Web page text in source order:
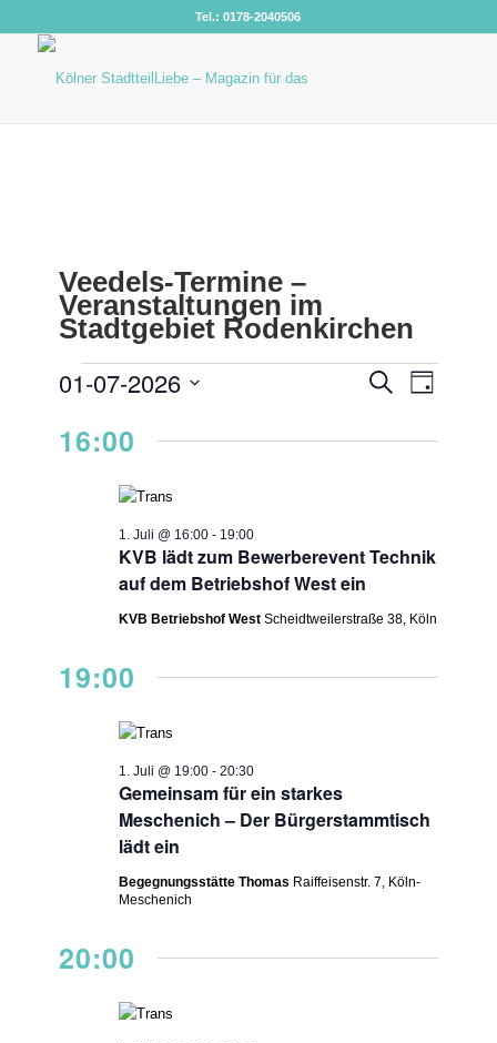
Tel.: 0178-2040506
VERANSTALTUNGEN
1.
JULI
2026
UND
Suche
Tag
01-07-2026
wählen.
16:00
KVB lädt zum Bewerberevent Technik
auf dem Betriebshof West ein
1. Juli @ 16:00 - 19:00
KVB Betriebshof WestScheidtweilerstraße 38, Köln
19:00
Gemeinsam für ein starkes
Meschenich – Der Bürgerstammtisch
lädt ein
1. Juli @ 19:00 -20:30
Begegnungsstätte Thomas Raiffeisenstr. 7, Köln-
Meschenich
20:00